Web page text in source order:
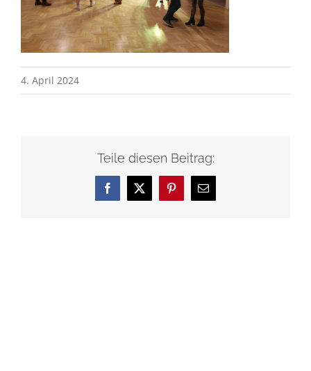
4. April 2024
Teile diesen Beitrag:
Facebook
X Pinterest
E-
Mail